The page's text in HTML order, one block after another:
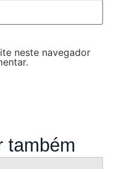
neste navegador
também